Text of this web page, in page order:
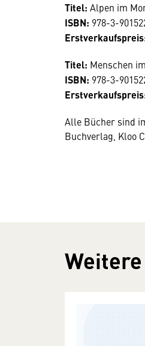
Titel: Alpen im
ISBN: 978-3-
Titel: Menschen
ISBN: 978-3-
Alle Bücher sind
Buchverlag, Kloo